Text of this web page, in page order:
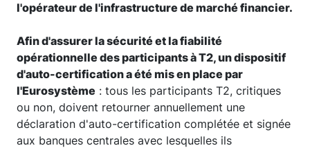
l'opérateur de l'infrastructure de marché financier.
Afin d'assurer la sécurité et la fiabilité
opérationnelle des participants à T2, un dispositif
d'auto-certification a été mis en place par
l'Eurosystème : tous les participants T2, critiques
ou non, doivent retourner annuellement une
déclaration d'auto-certification complétée et signée
aux banques centrales avec lesquelles ils